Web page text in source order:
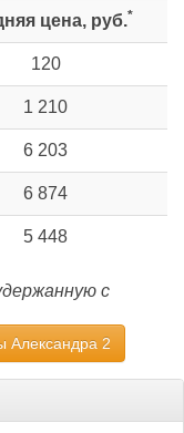
цена, руб.*
120
1 210
6 203
6 874
5 448
с
Александра 2